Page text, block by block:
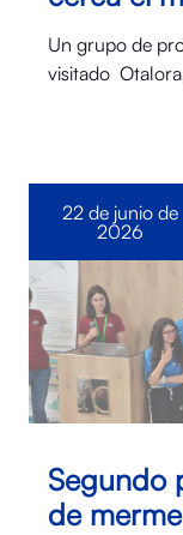
Un grupo de
visitado
Segundo
de
22 de junio de
2026